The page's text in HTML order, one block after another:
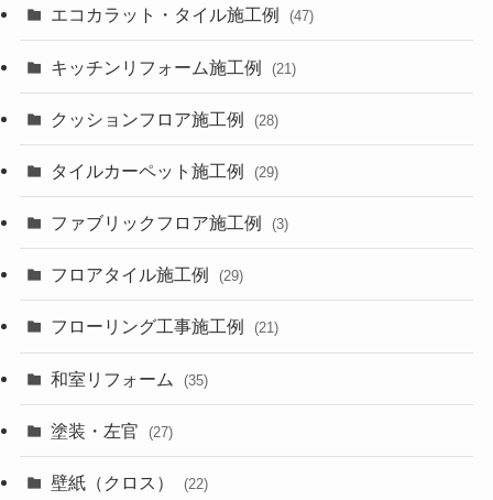
エコカラット・タイル施工例 (47)
キッチンリフォーム施工例 (21)
クッションフロア施工例 (28)
タイルカーペット施工例 (29)
ファブリックフロア施工例 (3)
フロアタイル施工例 (29)
フローリング工事施工例 (21)
和室リフォーム (35)
塗装・左官 (27)
壁紙（クロス） (22)